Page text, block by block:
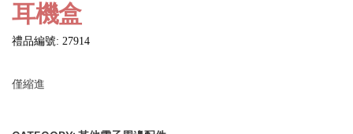
耳機盒
禮品編號: 27914
僅縮進